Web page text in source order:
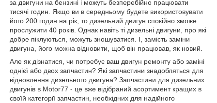
за двигуни на бензині і можуть безперебійно працювати
тисячі годин. Якщо ви в середньому будете використовувати
його 200 годин на рік, то дизельний двигун спокійно зможе
прослужити 40 років. Однак навіть ті дизельні двигуни, про які
добре піклуються, можуть зношуватися. І, замість заміни
двигуна, його можна відновити, щоб він працював, як новий.
Але як дізнатися, чи потребує ваш двигун ремонту або заміні
однієї або двох запчастин? Які запчастини знадобляться для
відновлення дизельного двигуна? Запчастини для дизельних
двигунів в Motor77 - це вже відібраний асортимент кращих в
своїй категорії запчастин, необхідних для надійного